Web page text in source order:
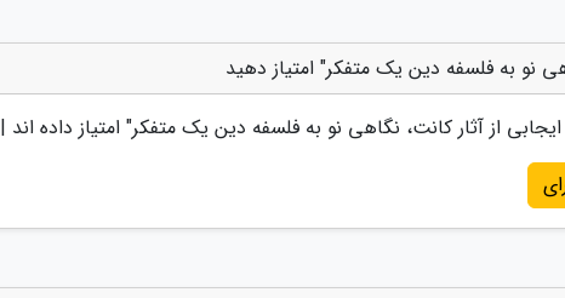
نو به فلسفه دین یک متفکر" امتیاز دهید
از آثار کانت، نگاهی نو به فلسفه دین یک متفکر" امتیاز داده اند |